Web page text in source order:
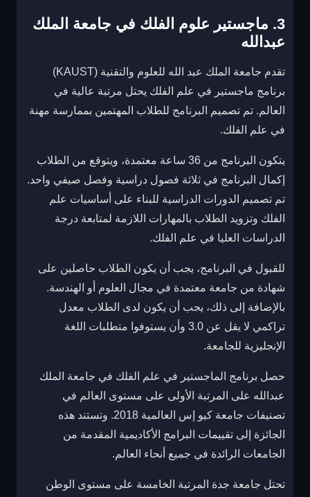
3. ماجستير علوم الفلك في جامعة الملك
عبدالله
تقدم جامعة الملك عبد الله للعلوم والتقنية (KAUST)
برنامج ماجستير في علم الفلك يحتل مرتبة عالية في
العالم. تم تصميم البرنامج للطلاب المهتمين بممارسة مهنة
في علم الفلك.
يتكون البرنامج من 36 ساعة معتمدة، ويتوقع من الطلاب
إكمال البرنامج في ثلاثة فصول دراسية وفصل صيفي واحد.
تم تصميم الدورات الدراسية للبناء على أساسيات علم
الفلك وتزويد الطلاب بالمهارات اللازمة لمتابعة درجة
الدراسات العليا في علم الفلك.
للقبول في البرنامج، يجب أن يكون الطلاب حاصلين على
شهادة من جامعة معتمدة في مجال العلوم أو الهندسة.
بالإضافة إلى ذلك، يجب أن يكون لدى الطلاب معدل
تراكمي لا يقل عن 3.0 وأن يستوفوا متطلبات اللغة
الإنجليزية للجامعة.
حصل برنامج الماجستير في علم الفلك في جامعة الملك
عبدالله على المرتبة الأولى على مستوى العالم في
تصنيفات جامعة كيو إس العالمية 2018. وتستند هذه
الجائزة إلى تقييمات البرامج الأكاديمية المقدمة من
الجامعات الرائدة في جميع أنحاء العالم.
تحتل جامعة جدة المرتبة الخامسة على مستوى الوطن